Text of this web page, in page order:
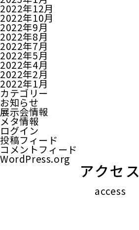
2022年12月
2022年10月
2022年9月
2022年8月
2022年7月
2022年5月
2022年4月
2022年2月
2022年1月
カテゴリー
お知らせ
展示会情報
メタ情報
ログイン
投稿フィード
コメントフィード
WordPress.org
アクセス
access